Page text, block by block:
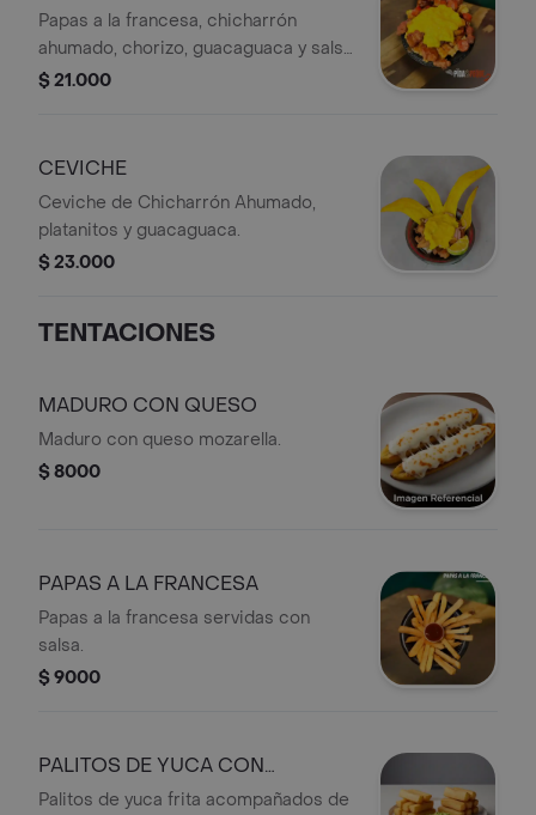
Papas a la francesa, chicharrón
ahumado, chorizo, guacaguaca y salsa
de la casa
$ 21.000
CEVICHE
Ceviche de Chicharrón Ahumado,
platanitos y guacaguaca.
$ 23.000
TENTACIONES
MADURO CON QUESO
Maduro con queso mozarella.
$ 8000
PAPAS A LA FRANCESA
Papas a la francesa servidas con
salsa.
$ 9000
PALITOS DE YUCA CON
GUACAGUACA
Palitos de yuca frita acompañados de